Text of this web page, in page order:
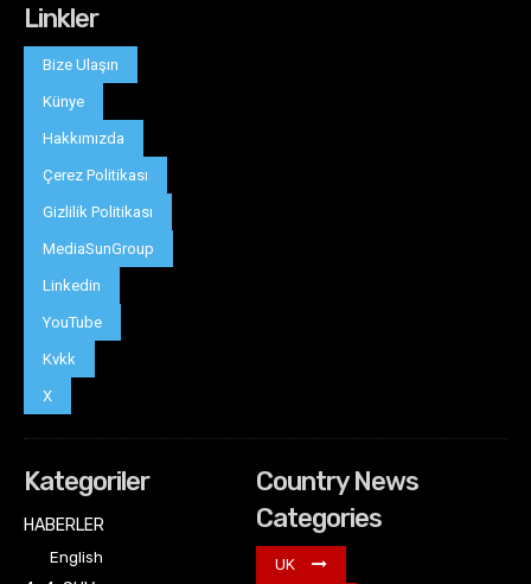
Linkler
Bize Ulaşın
Künye
Hakkımızda
Çerez Politikası
Gizlilik Politikası
MediaSunGroup
Linkedin
YouTube
Kvkk
X
Kategoriler
HABERLER
English
Country News
Categories
UK